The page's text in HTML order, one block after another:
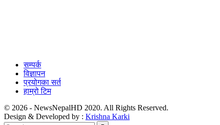
सम्पर्क
विज्ञापन
प्रयोगका सर्त
हाम्रो टिम
© 2026 - NewsNepalHD 2020. All Rights Reserved.
Design & Developed by : Krishna Karki